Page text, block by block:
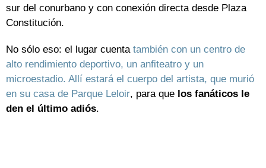
sur del conurbano y con conexión directa desde Plaza
Constitución.
No sólo eso: el lugar cuenta también con un centro de
alto rendimiento deportivo, un anfiteatro y un
microestadio. Allí estará el cuerpo del artista, que murió
en su casa de Parque Leloir, para que los fanáticos le
den el último adiós.